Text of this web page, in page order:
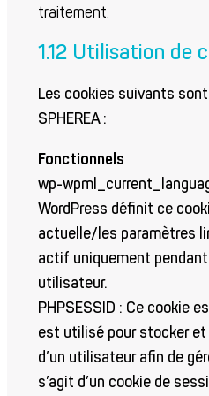
traitement.
1.12 Utilisation de
Les cookies suivants
SPHEREA :
Fonctionnels
wp-
WordPress définit ce
actuelle/les paramètres
actif uniquement
utilisateur.
PHPSESSID : Ce cookie
est utilisé pour stocker et
d’un utilisateur afin de
s’agit d’un cookie de